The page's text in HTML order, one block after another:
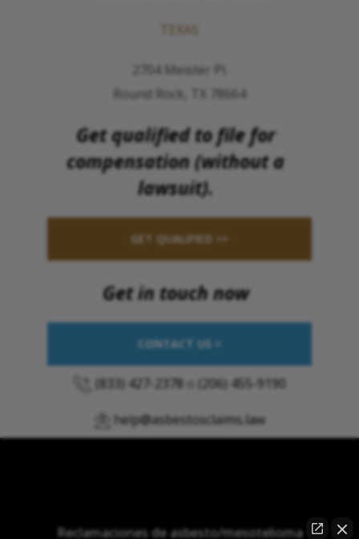
TEXAS
2704 Meister Pl.
Round Rock, TX 78664
Get qualified to file for
compensation (without a
lawsuit).
GET QUALIFIED >>
Get in touch now
CONTACT US >
(833) 427-2378 (206) 455-9190
help@asbestosclaims.law
Reclamaciones de asbesto/mesotelioma